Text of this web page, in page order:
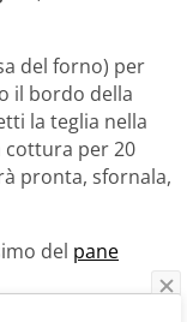
del forno) per
il bordo della
la teglia nella
cottura per 20
pronta, sfornala,
del pane